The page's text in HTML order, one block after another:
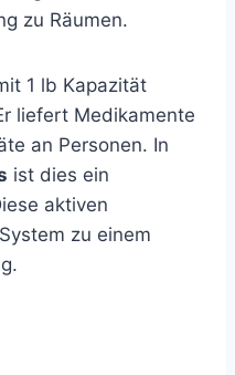
zu Räumen.
1 lb Kapazität
liefert Medikamente
an Personen. In
ist dies ein
aktiven
zu einem